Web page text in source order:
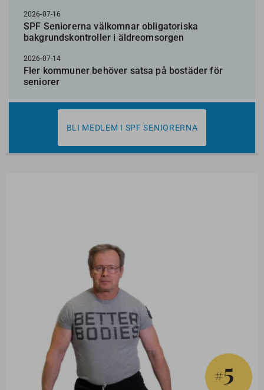
2026-07-16
SPF Seniorerna välkomnar obligatoriska
bakgrundskontroller i äldreomsorgen
2026-07-14
Fler kommuner behöver satsa på bostäder för
seniorer
BLI MEDLEM I SPF SENIORERNA
#5